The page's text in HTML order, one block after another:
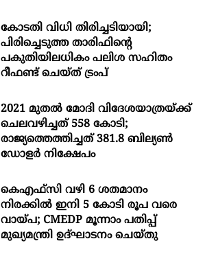
കോടതി വിധി തിരിച്ചടിയായി;
പിരിച്ചെടുത്ത താരിഫിന്‍റെ
പകുതിയിലധികം പലിശ സഹിതം
റീഫണ്ട് ചെയ്ത് ട്രംപ്
2021 മുതൽ മോദി വിദേശയാത്രയ്ക്ക്
ചെലവഴിച്ചത് 558 കോടി;
രാജ്യത്തെത്തിച്ചത് 381.8 ബില്യൺ
ഡോളർ നിക്ഷേപം
കെഎഫ്സി വഴി 6 ശതമാനം
നിരക്കിൽ ഇനി 5 കോടി രൂപ വരെ
വായ്പ; CMEDP മൂന്നാം പതിപ്പ്
മുഖ്യമന്ത്രി ഉദ്ഘാടനം ചെയ്തു